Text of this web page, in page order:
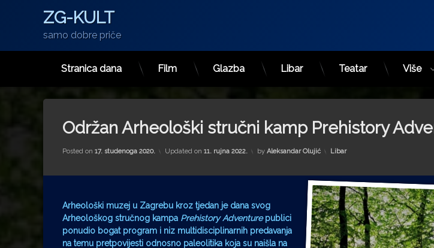
ZG-KULT
samo dobre priče
Stranica dana Film Glazba Libar Teatar Više
Održan Arheološki stručni kamp Prehistory
Posted on 17. studenoga 2020. Updated on 11. rujna 2022. by Aleksandar Olujić Kategorije:
Libar
Arheološki muzej u Zagrebu kroz tjedan je dana svog
Arheološkog stručnog kampa Prehistory Adventurepublici
ponudio bogat program i niz multidisciplinarnih predavanja
na temu pretpovijesti odnosno paleolitika koja su naišla na